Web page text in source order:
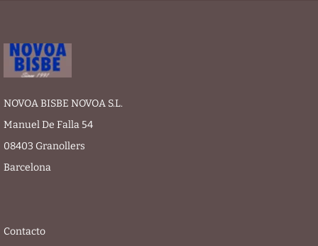
NOVOA BISBE NOVOA S.L.
Manuel De Falla 54
08403 Granollers
Barcelona
Contacto